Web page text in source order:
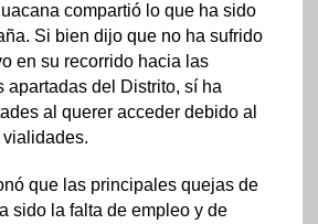
compartió lo que ha sido
Si bien dijo que no ha sufrido
en su recorrido hacia las
apartadas del Distrito, sí ha
al querer acceder debido al
que las principales quejas de
sido la falta de empleo y de